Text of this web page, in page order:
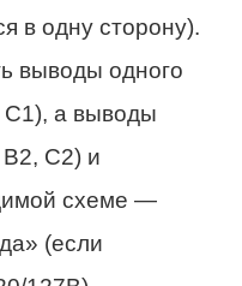
в одну сторону).
выводы одного
С1), а выводы
В2, С2) и
схеме —
(если